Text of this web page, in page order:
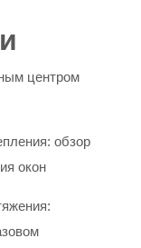
центром
обзор
окон